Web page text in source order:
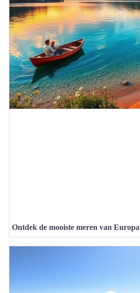
Ontdek de mooiste meren van Europa